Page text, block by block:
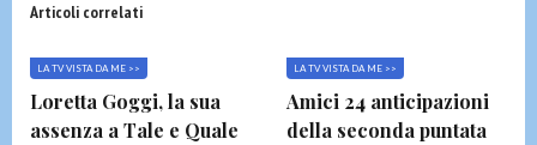
Articoli correlati
LA TV VISTA DA ME >>
Loretta Goggi, la sua
assenza a Tale e Quale
LA TV VISTA DA ME >>
Amici 24 anticipazioni
della seconda puntata